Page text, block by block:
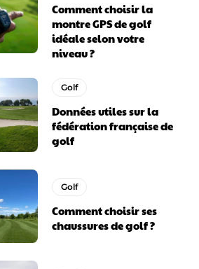
Comment choisir la
montre GPS de golf
idéale selon votre
niveau ?
Golf
Données utiles sur la
fédération française de
golf
Golf
Comment choisir ses
chaussures de golf ?